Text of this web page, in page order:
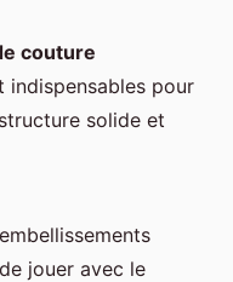
couture
pour
solide et
jouer avec le